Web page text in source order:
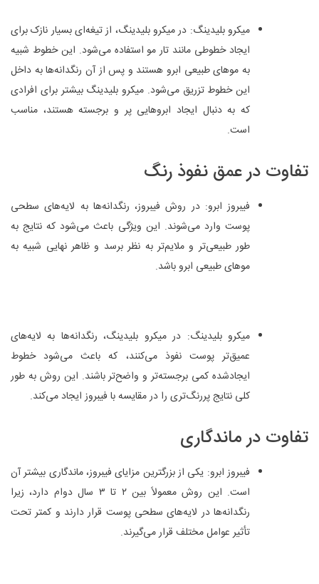
میکرو بلیدینگ: در میکرو بلیدینگ، از تیغه‌ای بسیار نازک برای
ایجاد خطوطی مانند تار مو استفاده می‌شود. این خطوط شبیه
به موهای طبیعی ابرو هستند و پس از آن رنگدانه‌ها به داخل
این خطوط تزریق می‌شود. میکرو بلیدینگ بیشتر برای افرادی
که به دنبال ایجاد ابروهایی پر و برجسته هستند، مناسب
است.
تفاوت در عمق نفوذ رنگ
فیبروز ابرو: در روش فیبروز، رنگدانه‌ها به لایه‌های سطحی
پوست وارد می‌شوند. این ویژگی باعث می‌شود که نتایج به
طور طبیعی‌تر و ملایم‌تر به نظر برسد و ظاهر نهایی شبیه به
موهای طبیعی ابرو باشد.
میکرو بلیدینگ: در میکرو بلیدینگ، رنگدانه‌ها به لایه‌های
عمیق‌تر پوست نفوذ می‌کنند، که باعث می‌شود خطوط
ایجادشده کمی برجسته‌تر و واضح‌تر باشند. این روش به طور
کلی نتایج پررنگ‌تری را در مقایسه با فیبروز ایجاد می‌کند.
تفاوت در ماندگاری
فیبروز ابرو: یکی از بزرگترین مزایای فیبروز، ماندگاری بیشتر آن
است. این روش معمولاً بین ۲ تا ۳ سال دوام دارد، زیرا
رنگدانه‌ها در لایه‌های سطحی پوست قرار دارند و کمتر تحت
تأثیر عوامل مختلف قرار می‌گیرند.